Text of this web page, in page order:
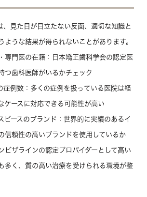
、見た目が目立たない反面、適切な知識と
ような結果が得られないことがあります。
専門医の在籍：日本矯正歯科学会の認定医
つ歯科医師がいるかチェック
症例数：多くの症例を扱っている医院は経
ケースに対応できる可能性が高い
ピースのブランド ：世界的に実績のあるイ
信頼性の高いブランドを使用しているか
ビザラインの認定プロバイダーとして高い
多く、質の高い治療を受けられる環境が整